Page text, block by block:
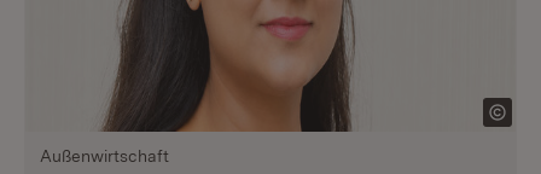
Außenwirtschaft